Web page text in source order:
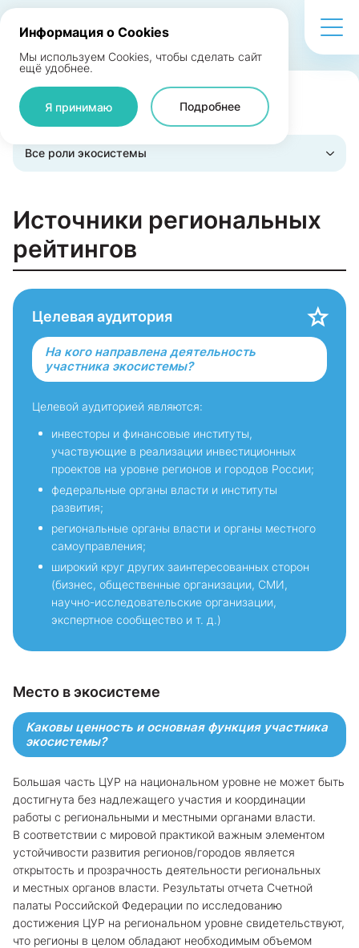
Поделиться
Все роли экосистемы
Источники региональных
рейтингов
Целевая аудитория
На кого направлена деятельность
участника экосистемы?
Целевой аудиторией являются:
инвесторы и финансовые институты,
участвующие в реализации инвестиционных
проектов на уровне регионов и городов России;
федеральные органы власти и институты
развития;
региональные органы власти и органы местного
самоуправления;
широкий круг других заинтересованных сторон
(бизнес, общественные организации, СМИ,
научно-исследовательские организации,
экспертное сообщество и т. д.)
Место в экосистеме
Каковы ценность и основная функция участника
экосистемы?
Большая часть ЦУР на национальном уровне не может быть
достигнута без надлежащего участия и координации
работы с региональными и местными органами власти.
В соответствии с мировой практикой важным элементом
устойчивости развития регионов/городов является
открытость и прозрачность деятельности региональных
и местных органов власти. Результаты отчета Счетной
палаты Российской Федерации по исследованию
достижения ЦУР на региональном уровне свидетельствуют,
что регионы в целом обладают необходимым объемом
Информация о Cookies
Мы используем Cookies, чтобы сделать сайт
ещё удобнее.
Я принимаю Подробнее